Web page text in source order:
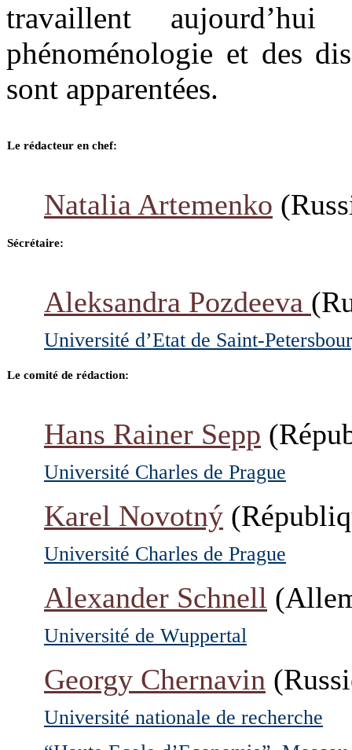
travaillent
phénoménologie et des
sont apparentées.
Le rédacteur en chef:
Natalia Artemenko
Sécrétaire:
Aleksandra Pozdeeva
Université d’Etat de Saint-
Le comité de rédaction:
Hans Rainer Sepp
Université Charles de Prague
Karel Novotný
Université Charles de Prague
Alexander Schnell
Université de Wuppertal
Georgy Chernavin
Université nationale de recherche